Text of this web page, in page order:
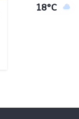
18°C